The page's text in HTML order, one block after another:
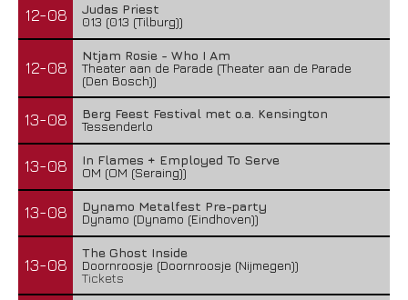
12-08
Judas Priest
013 (013 (Tilburg))
12-08
Ntjam Rosie - Who I Am
Theater aan de Parade (Theater aan de Parade
(Den Bosch))
13-08
Berg Feest Festival met o.a. Kensington
Tessenderlo
13-08
In Flames + Employed To Serve
OM (OM (Seraing))
13-08
Dynamo Metalfest Pre-party
Dynamo (Dynamo (Eindhoven))
13-08
The Ghost Inside
Doornroosje (Doornroosje (Nijmegen))
Tickets